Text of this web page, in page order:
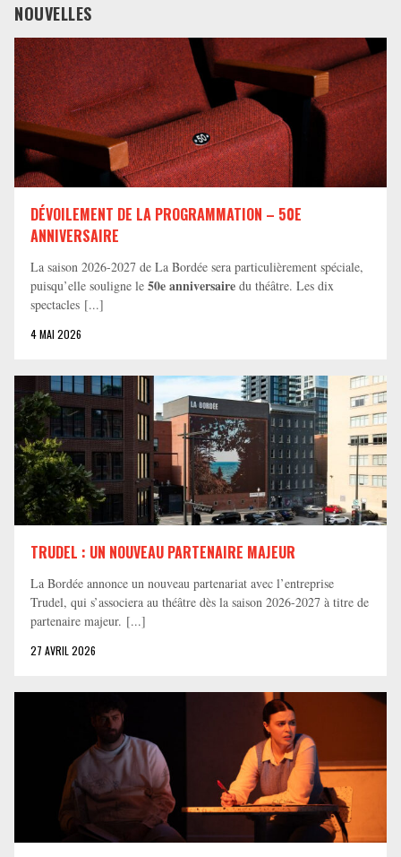
NOUVELLES
DÉVOILEMENT DE LA PROGRAMMATION – 50E
ANNIVERSAIRE
La saison 2026-2027 de La Bordée sera particulièrement spéciale,
puisqu’elle souligne le 50e anniversaire du théâtre. Les dix
spectacles [...]
4 MAI 2026
TRUDEL : UN NOUVEAU PARTENAIRE MAJEUR
La Bordée annonce un nouveau partenariat avec l’entreprise
Trudel, qui s’associera au théâtre dès la saison 2026-2027 à titre de
partenaire majeur. [...]
27 AVRIL 2026